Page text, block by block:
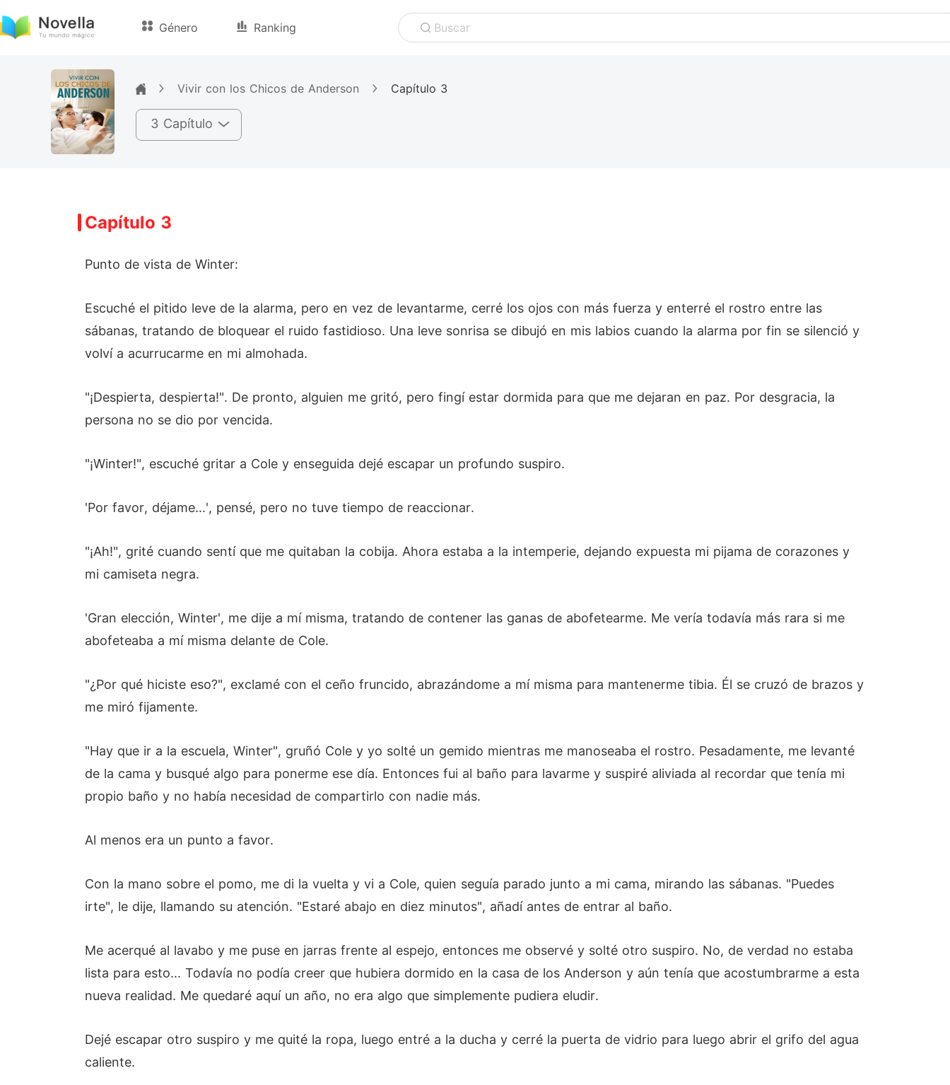
Género Ranking Buscar
Vivir con los Chicos de Anderson Capítulo 3
3 Capítulo
Capítulo 3
Punto de vista de Winter:
Escuché el pitido leve de la alarma, pero en vez de levantarme, cerré los ojos con más fuerza y enterré el rostro entre las
sábanas, tratando de bloquear el ruido fastidioso. Una leve sonrisa se dibujó en mis labios cuando la alarma por fin se silenció y
volví a acurrucarme en mi almohada.
"¡Despierta, despierta!". De pronto, alguien me gritó, pero fingí estar dormida para que me dejaran en paz. Por desgracia, la
persona no se dio por vencida.
"¡Winter!", escuché gritar a Cole y enseguida dejé escapar un profundo suspiro.
'Por favor, déjame...', pensé, pero no tuve tiempo de reaccionar.
"¡Ah!", grité cuando sentí que me quitaban la cobija. Ahora estaba a la intemperie, dejando expuesta mi pijama de corazones y
mi camiseta negra.
'Gran elección, Winter', me dije a mí misma, tratando de contener las ganas de abofetearme. Me vería todavía más rara si me
abofeteaba a mí misma delante de Cole.
"¿Por qué hiciste eso?", exclamé con el ceño fruncido, abrazándome a mí misma para mantenerme tibia. Él se cruzó de brazos y
me miró fijamente.
"Hay que ir a la escuela, Winter", gruñó Cole y yo solté un gemido mientras me manoseaba el rostro. Pesadamente, me levanté
de la cama y busqué algo para ponerme ese día. Entonces fui al baño para lavarme y suspiré aliviada al recordar que tenía mi
propio baño y no había necesidad de compartirlo con nadie más.
Al menos era un punto a favor.
Con la mano sobre el pomo, me di la vuelta y vi a Cole, quien seguía parado junto a mi cama, mirando las sábanas. "Puedes
irte", le dije, llamando su atención. "Estaré abajo en diez minutos", añadí antes de entrar al baño.
Me acerqué al lavabo y me puse en jarras frente al espejo, entonces me observé y solté otro suspiro. No, de verdad no estaba
lista para esto... Todavía no podía creer que hubiera dormido en la casa de los Anderson y aún tenía que acostumbrarme a esta
nueva realidad. Me quedaré aquí un año, no era algo que simplemente pudiera eludir.
Dejé escapar otro suspiro y me quité la ropa, luego entré a la ducha y cerré la puerta de vidrio para luego abrir el grifo del agua
caliente.